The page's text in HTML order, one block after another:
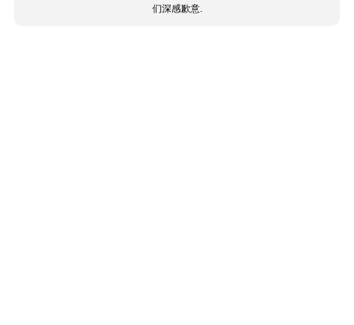
们深感歉意.